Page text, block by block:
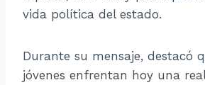
vida política del estado.
Durante su mensaje, destacó
jóvenes enfrentan hoy una